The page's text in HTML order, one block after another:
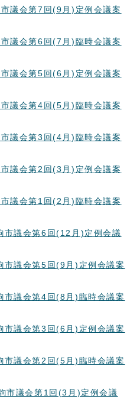
議会第7回(9月)定例会議案
議会第6回(7月)臨時会議案
議会第5回(6月)定例会議案
議会第4回(5月)臨時会議案
議会第3回(4月)臨時会議案
議会第2回(3月)定例会議案
議会第1回(2月)臨時会議案
市議会第6回(12月)定例会議
市議会第5回(9月)定例会議案
市議会第4回(8月)臨時会議案
市議会第3回(6月)定例会議案
市議会第2回(5月)臨時会議案
市議会第1回(3月)定例会議